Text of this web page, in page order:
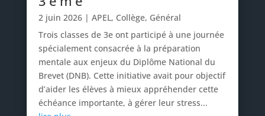
2 juin 2026| APEL, Collège, Général
Trois classes de 3e ont participé à une journée
spécialement consacrée à la préparation
mentale aux enjeux du Diplôme National du
Brevet (DNB). Cette initiative avait pour objectif
d’aider les élèves à mieux appréhender cette
échéance importante, à gérer leur stress...